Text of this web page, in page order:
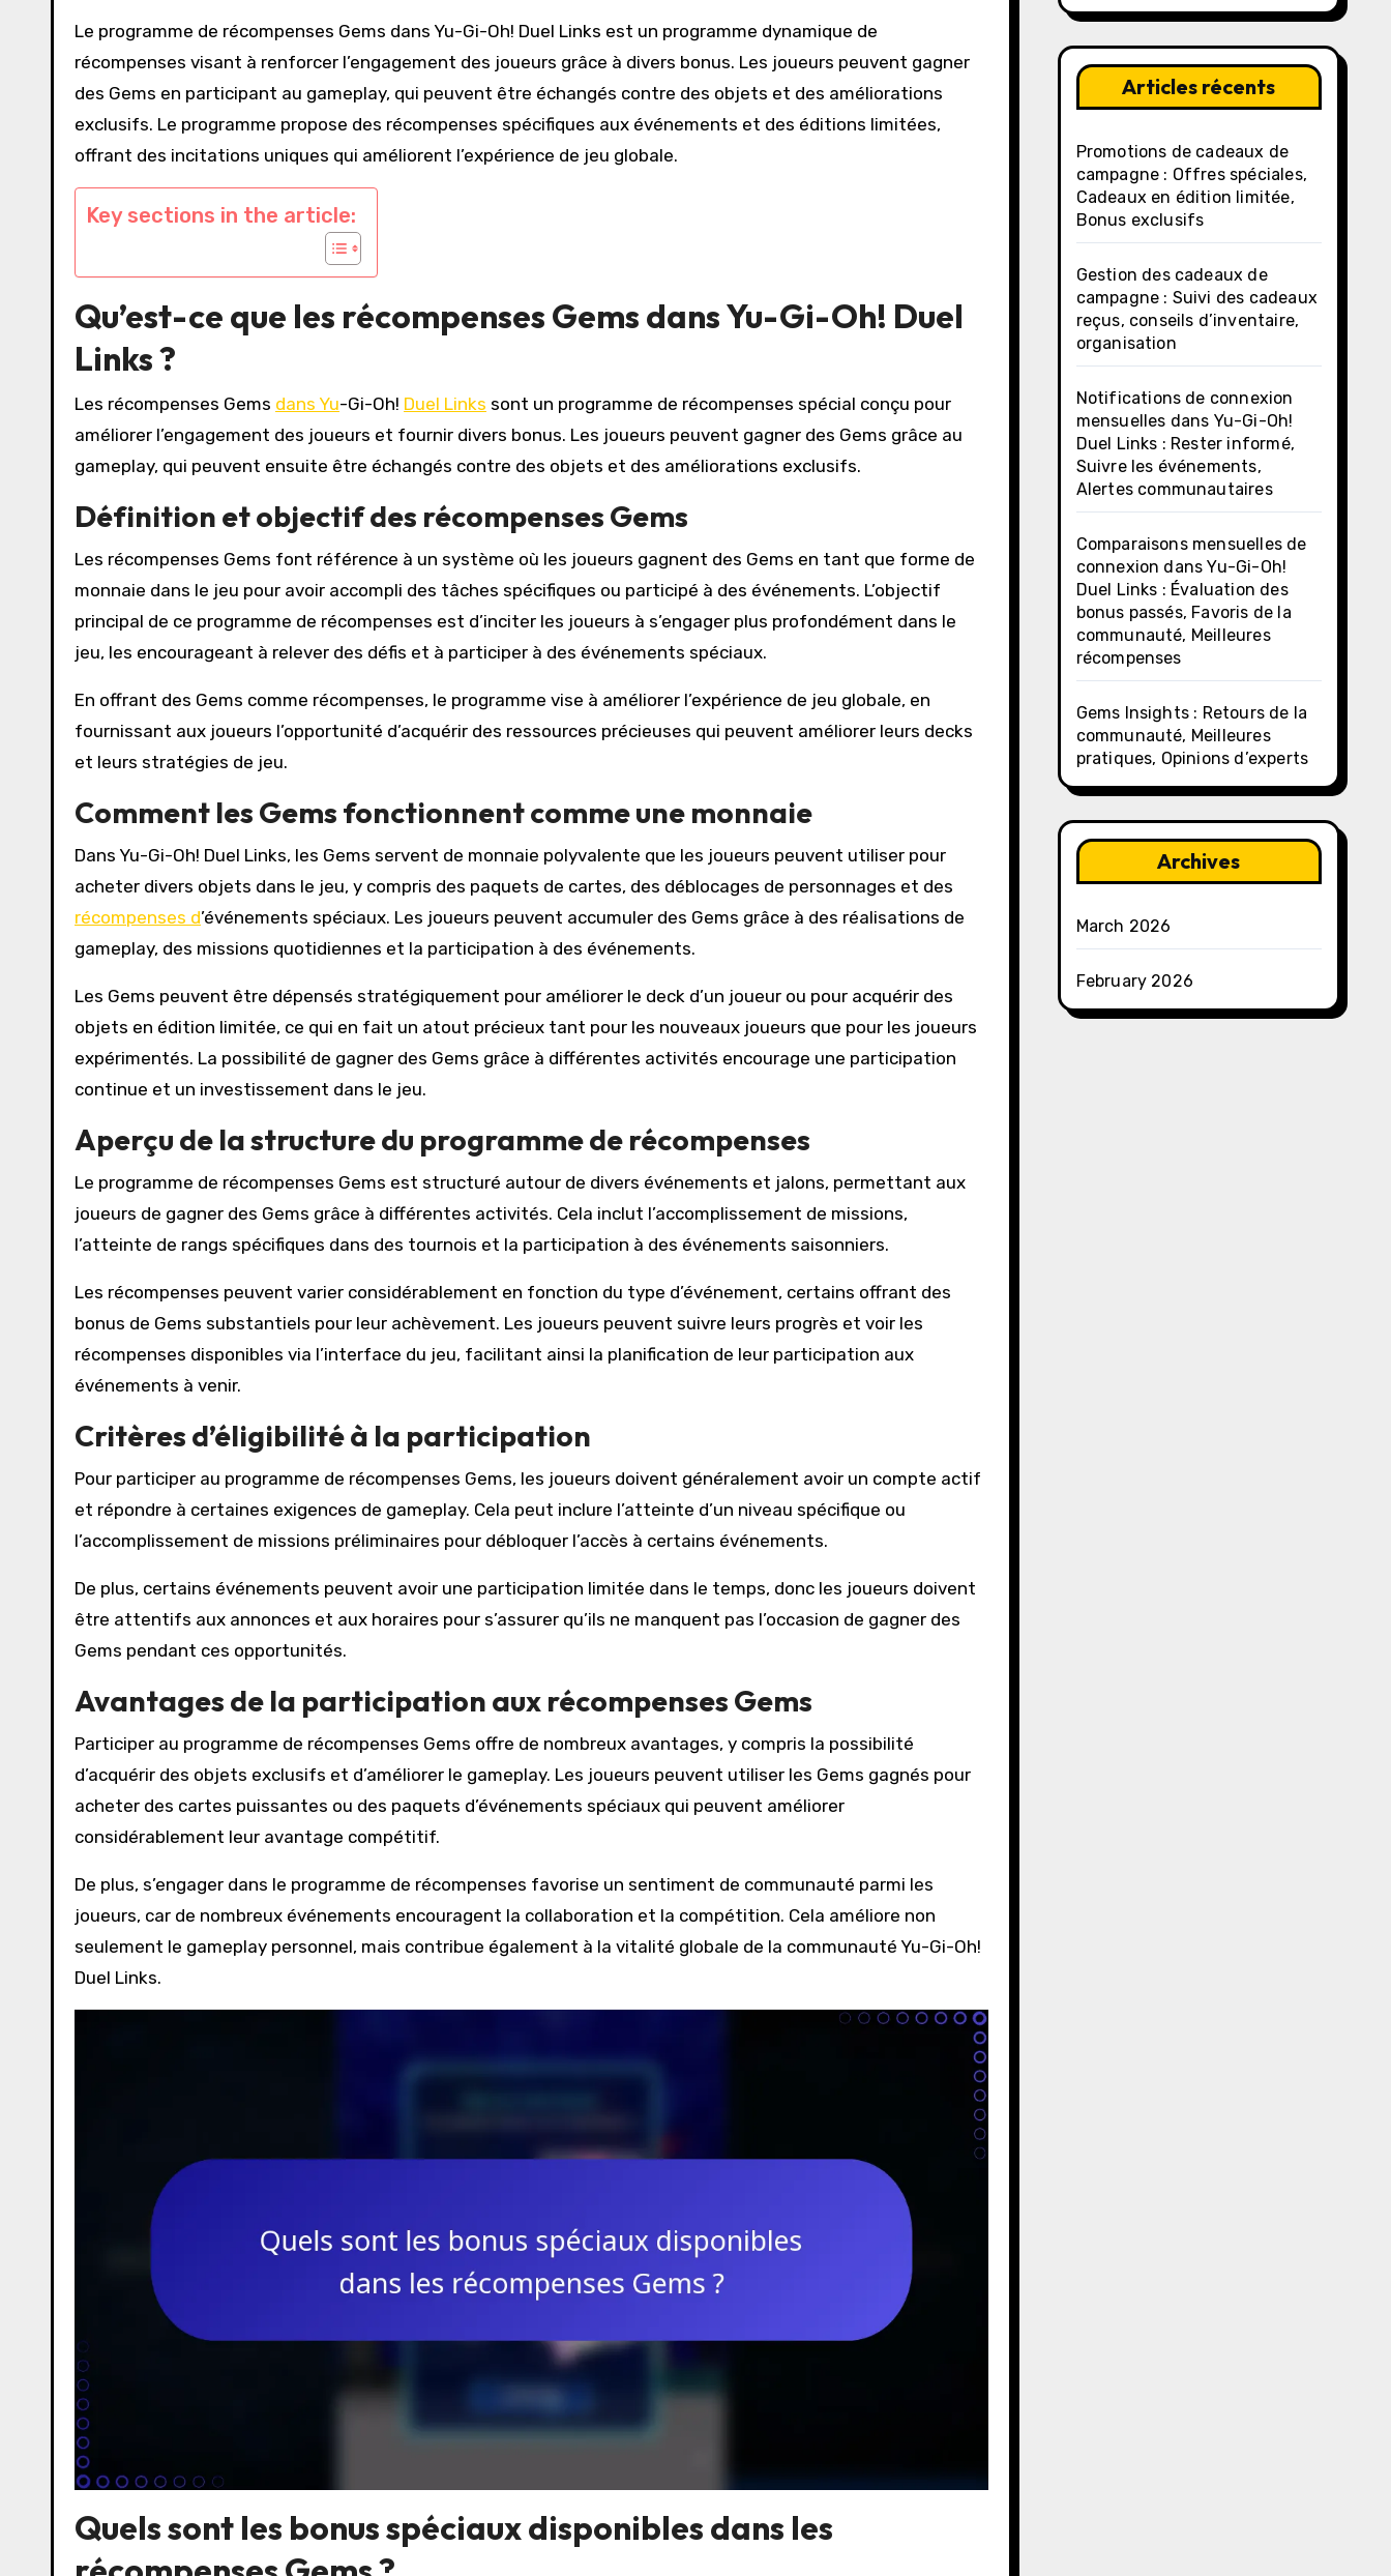
Le programme de récompenses Gems dans Yu-Gi-Oh! Duel Links est un programme dynamique de
récompenses visant à renforcer l’engagement des joueurs grâce à divers bonus. Les joueurs peuvent gagner
des Gems en participant au gameplay, qui peuvent être échangés contre des objets et des améliorations
exclusifs. Le programme propose des récompenses spécifiques aux événements et des éditions limitées,
offrant des incitations uniques qui améliorent l’expérience de jeu globale.
Key sections in the article:
Qu’est-ce que les récompenses Gems dans Yu-Gi-Oh! Duel
Links ?
Les récompenses Gems dans Yu-Gi-Oh! Duel Links sont un programme de récompenses spécial conçu pour
améliorer l’engagement des joueurs et fournir divers bonus. Les joueurs peuvent gagner des Gems grâce au
gameplay, qui peuvent ensuite être échangés contre des objets et des améliorations exclusifs.
Définition et objectif des récompenses Gems
Les récompenses Gems font référence à un système où les joueurs gagnent des Gems en tant que forme de
monnaie dans le jeu pour avoir accompli des tâches spécifiques ou participé à des événements. L’objectif
principal de ce programme de récompenses est d’inciter les joueurs à s’engager plus profondément dans le
jeu, les encourageant à relever des défis et à participer à des événements spéciaux.
En offrant des Gems comme récompenses, le programme vise à améliorer l’expérience de jeu globale, en
fournissant aux joueurs l’opportunité d’acquérir des ressources précieuses qui peuvent améliorer leurs decks
et leurs stratégies de jeu.
Comment les Gems fonctionnent comme une monnaie
Dans Yu-Gi-Oh! Duel Links, les Gems servent de monnaie polyvalente que les joueurs peuvent utiliser pour
acheter divers objets dans le jeu, y compris des paquets de cartes, des déblocages de personnages et des
récompenses d’événements spéciaux. Les joueurs peuvent accumuler des Gems grâce à des réalisations de
gameplay, des missions quotidiennes et la participation à des événements.
Les Gems peuvent être dépensés stratégiquement pour améliorer le deck d’un joueur ou pour acquérir des
objets en édition limitée, ce qui en fait un atout précieux tant pour les nouveaux joueurs que pour les joueurs
expérimentés. La possibilité de gagner des Gems grâce à différentes activités encourage une participation
continue et un investissement dans le jeu.
Aperçu de la structure du programme de récompenses
Le programme de récompenses Gems est structuré autour de divers événements et jalons, permettant aux
joueurs de gagner des Gems grâce à différentes activités. Cela inclut l’accomplissement de missions,
l’atteinte de rangs spécifiques dans des tournois et la participation à des événements saisonniers.
Les récompenses peuvent varier considérablement en fonction du type d’événement, certains offrant des
bonus de Gems substantiels pour leur achèvement. Les joueurs peuvent suivre leurs progrès et voir les
récompenses disponibles via l’interface du jeu, facilitant ainsi la planification de leur participation aux
événements à venir.
Critères d’éligibilité à la participation
Pour participer au programme de récompenses Gems, les joueurs doivent généralement avoir un compte actif
et répondre à certaines exigences de gameplay. Cela peut inclure l’atteinte d’un niveau spécifique ou
l’accomplissement de missions préliminaires pour débloquer l’accès à certains événements.
De plus, certains événements peuvent avoir une participation limitée dans le temps, donc les joueurs doivent
être attentifs aux annonces et aux horaires pour s’assurer qu’ils ne manquent pas l’occasion de gagner des
Gems pendant ces opportunités.
Avantages de la participation aux récompenses Gems
Participer au programme de récompenses Gems offre de nombreux avantages, y compris la possibilité
d’acquérir des objets exclusifs et d’améliorer le gameplay. Les joueurs peuvent utiliser les Gems gagnés pour
acheter des cartes puissantes ou des paquets d’événements spéciaux qui peuvent améliorer
considérablement leur avantage compétitif.
De plus, s’engager dans le programme de récompenses favorise un sentiment de communauté parmi les
joueurs, car de nombreux événements encouragent la collaboration et la compétition. Cela améliore non
seulement le gameplay personnel, mais contribue également à la vitalité globale de la communauté Yu-Gi-Oh!
Duel Links.
Quels sont les bonus spéciaux disponibles dans les
Articles récents
Promotions de cadeaux de
campagne : Offres spéciales,
Cadeaux en édition limitée,
Bonus exclusifs
Gestion des cadeaux de
campagne : Suivi des cadeaux
reçus, conseils d’inventaire,
organisation
Notifications de connexion
mensuelles dans Yu-Gi-Oh!
Duel Links : Rester informé,
Suivre les événements,
Alertes communautaires
Comparaisons mensuelles de
connexion dans Yu-Gi-Oh!
Duel Links : Évaluation des
bonus passés, Favoris de la
communauté, Meilleures
récompenses
Gems Insights : Retours de la
communauté, Meilleures
pratiques, Opinions d’experts
Archives
March 2026
February 2026